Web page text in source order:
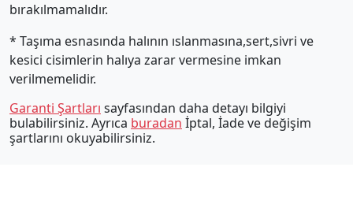
bırakılmamalıdır.
* Taşıma esnasında halının ıslanmasına,sert,sivri ve
kesici cisimlerin halıya zarar vermesine imkan
verilmemelidir.
Garanti Şartları sayfasından daha detayı bilgiyi
bulabilirsiniz. Ayrıca buradan İptal, İade ve değişim
şartlarını okuyabilirsiniz.